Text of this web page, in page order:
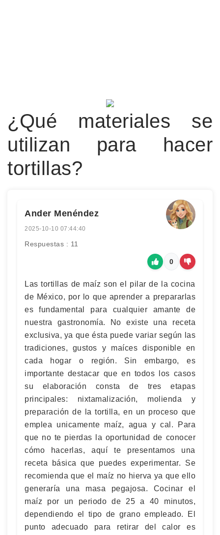
¿Qué materiales se
utilizan para hacer
tortillas?
Ander Menéndez
2025-10-10 07:44:40
Respuestas : 11
0
Las tortillas de maíz son el pilar de la cocina
de México, por lo que aprender a prepararlas
es fundamental para cualquier amante de
nuestra gastronomía. No existe una receta
exclusiva, ya que ésta puede variar según las
tradiciones, gustos y maíces disponible en
cada hogar o región. Sin embargo, es
importante destacar que en todos los casos
su elaboración consta de tres etapas
principales: nixtamalización, molienda y
preparación de la tortilla, en un proceso que
emplea unicamente maíz, agua y cal. Para
que no te pierdas la oportunidad de conocer
cómo hacerlas, aquí te presentamos una
receta básica que puedes experimentar. Se
recomienda que el maíz no hierva ya que ello
generaría una masa pegajosa. Cocinar el
maíz por un periodo de 25 a 40 minutos,
dependiendo el tipo de grano empleado. El
punto adecuado para retirar del calor es